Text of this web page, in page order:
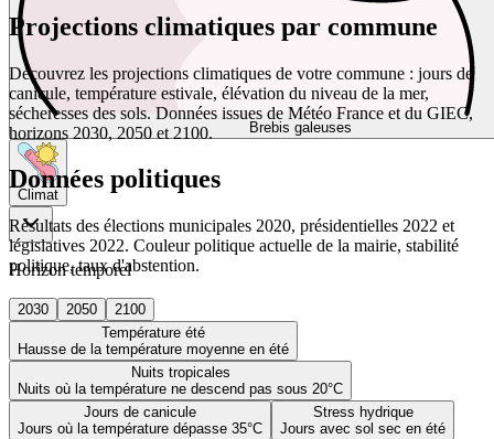
Brebis galeuses
Climat
Horizon temporel
2030 2050
2100
Température été
Hausse de la température moyenne en été
Nuits tropicales
Nuits où la température ne descend pas sous 20°C
Jours de canicule
Jours où la température dépasse 35°C
Stress hydrique
Jours avec sol sec en été
Projections climatiques par commune
Découvrez les projections climatiques de votre commune : jours de
canicule, température estivale, élévation du niveau de la mer,
sécheresses des sols. Données issues de Météo France et du GIEC,
horizons 2030, 2050 et 2100.
Données politiques
Résultats des élections municipales 2020, présidentielles 2022 et
législatives 2022. Couleur politique actuelle de la mairie, stabilité
politique, taux d'abstention.